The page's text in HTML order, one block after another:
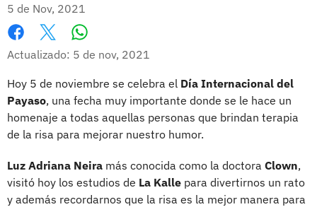
5 de Nov, 2021
Facebook
X
Actualizado: 5 de nov, 2021
Hoy 5 de noviembre se celebra el Día Internacional del
Payaso, una fecha muy importante donde se le hace un
homenaje a todas aquellas personas que brindan terapia
de la risa para mejorar nuestro humor.
Luz Adriana Neira más conocida como la doctora Clown,
visitó hoy los estudios de La Kalle para divertirnos un rato
y además recordarnos que la risa es la mejor manera para